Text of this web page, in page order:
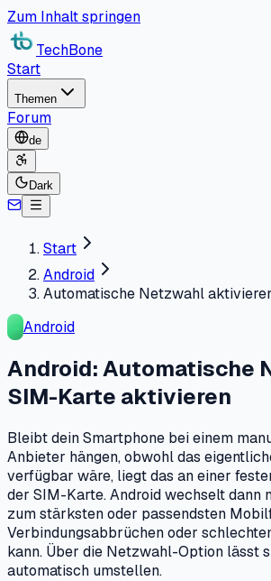
Zum Inhalt springen
TechBone
Start
Themen
Forum
de
Dark
Start
Android
Automatische Netzwahl
Android
Android: Automatische
SIM-Karte aktivieren
Bleibt dein Smartphone bei einem
Anbieter hängen, obwohl das
verfügbar wäre, liegt das an einer
der SIM-Karte. Android wechselt dann
zum stärksten oder passendsten
Verbindungsabbrüchen oder
kann. Über die Netzwahl-Option lässt
automatisch umstellen.